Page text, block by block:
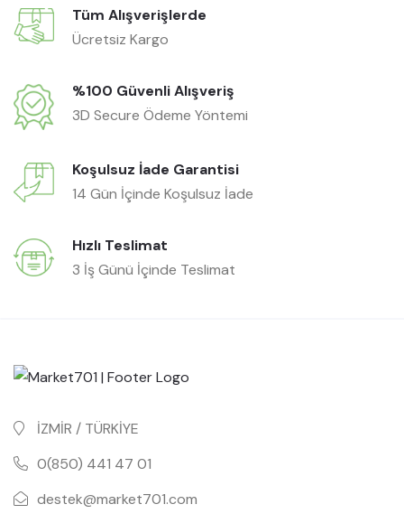
Tüm Alışverişlerde
Ücretsiz Kargo
%100 Güvenli Alışveriş
3D Secure Ödeme Yöntemi
Koşulsuz İade Garantisi
14 Gün İçinde Koşulsuz İade
Hızlı Teslimat
3 İş Günü İçinde Teslimat
İZMİR / TÜRKİYE
0(850) 441 47 01
destek@market701.com